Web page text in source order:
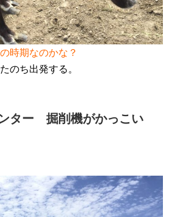
時期なのかな？
のち出発する。
ター 掘削機がかっこい